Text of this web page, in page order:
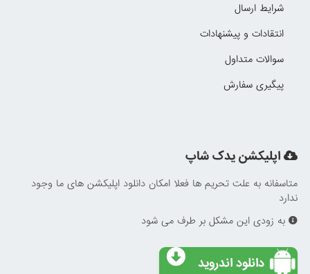
شرایط ارسال
انتقادات و پیشنهادات
سوالات متداول
پیگیری سفارش
اپلیکشن یدک شاپ
متاسفانه به علت تحریم ها فعلا امکان دانلود اپلیکشن های ما وجود
ندارد
به زودی این مشکل بر طرف می شود
دانلود اندروید